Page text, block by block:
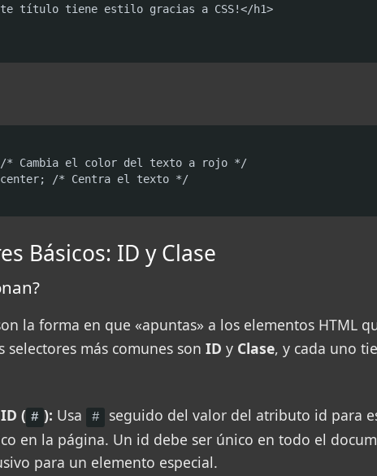
título tiene estilo gracias a CSS!</h1>
* Cambia el color del texto a rojo */
/* Centra el texto */
Básicos: ID y Clase
la forma en que «apuntas» a los elementos HTML
selectores más comunes son ID y Clase, y cada uno
( # ): Usa #
seguido del valor del atributo id para
en la página. Un id debe ser único en todo el
para un elemento especial.